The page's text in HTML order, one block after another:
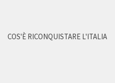
COS'È RICONQUISTARE L'ITALIA